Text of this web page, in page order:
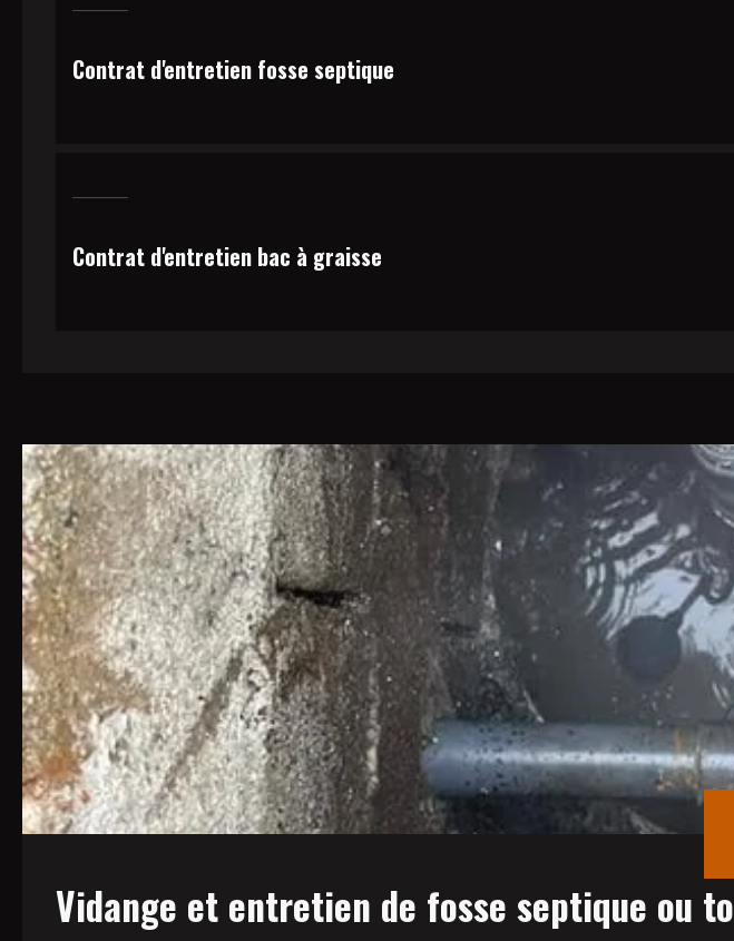
Contrat d'entretien fosse septique
Contrat d'entretien bac à graisse
Vidange et entretien de fosse septique ou